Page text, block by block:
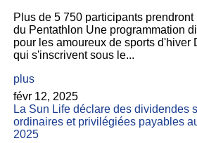
Plus de 5 750 participants
du Pentathlon Une programmation
pour les amoureux de sports d'hiver
qui s'inscrivent sous le...
plus
févr 12, 2025
La Sun Life déclare des dividendes
ordinaires et privilégiées payables
2025